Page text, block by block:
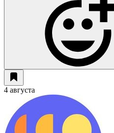
4 августа